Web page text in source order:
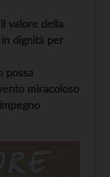
valore della
dignità per
possa
miracoloso